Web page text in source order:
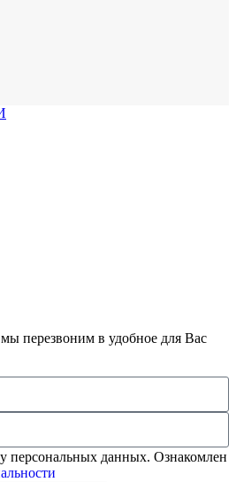
перезвоним в удобное для Вас
персональных данных. Ознакомлен